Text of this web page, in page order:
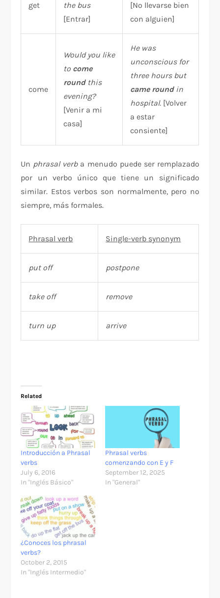
get
the bus
[Entrar]
[No llevarse bien
con alguien]
come
Would you like
to come
roundthis
evening?
[Venir a mi
casa]
He was
unconscious for
three hours but
came round in
hospital. [Volver
a estar
consiente]
Un phrasal verba menudo puede ser remplazado
por un verbo único que tiene un significado
similar. Estos verbos son normalmente, pero no
siempre, más formales.
Phrasal verb Single-verb synonym
put off postpone
take off remove
turn up arrive
Related
Introducción a Phrasal
verbs
July 6, 2016
In "Inglés Básico"
Phrasal verbs
comenzando con E y F
September 12, 2025
In "General"
¿Conoces los phrasal
verbs?
October 2, 2015
In "Inglés Intermedio"